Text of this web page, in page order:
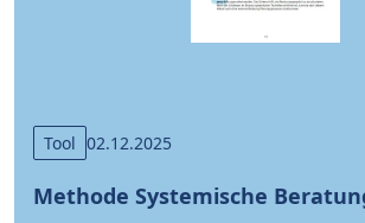
Tool 02.12.2025
Methode Systemische